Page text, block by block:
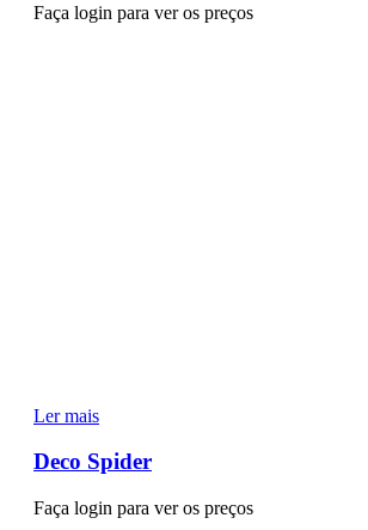
Faça login para ver os preços
Ler mais
Deco Spider
Faça login para ver os preços